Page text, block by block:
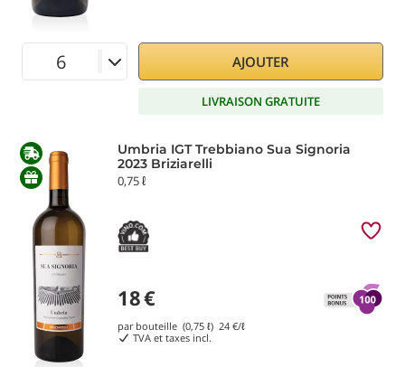
AJOUTER
LIVRAISON GRATUITE
Umbria IGT Trebbiano Sua Signoria
2023 Briziarelli
0,75 ℓ
18€
par bouteille (0,75 ℓ) 24 €/ℓ
TVA et taxes incl.